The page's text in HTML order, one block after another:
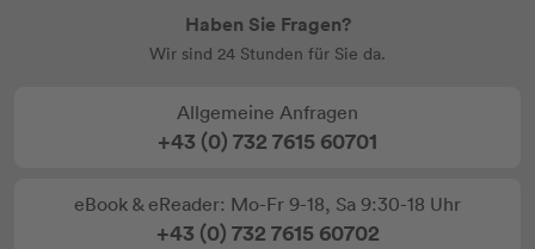
Haben Sie Fragen?
Wir sind 24 Stunden für Sie da.
Allgemeine Anfragen
+43 (0) 732 7615 60701
eBook & eReader: Mo-Fr 9-18, Sa 9:30-18 Uhr
+43 (0) 732 7615 60702